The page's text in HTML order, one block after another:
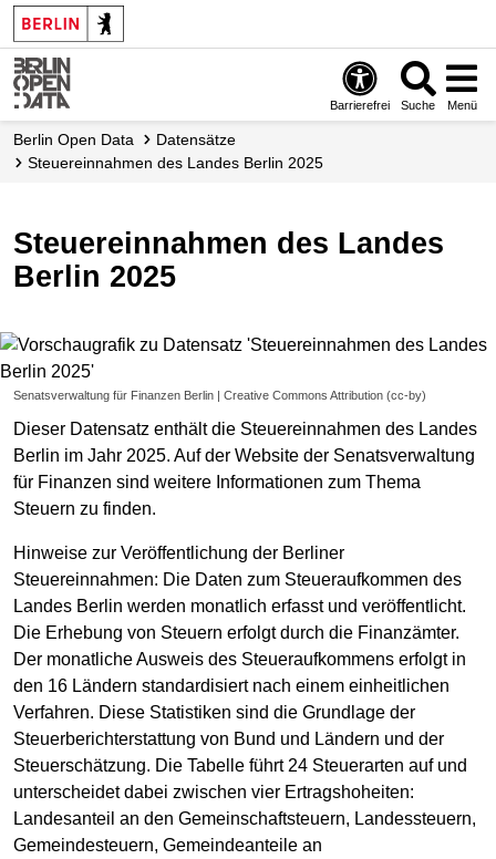
Skip
to
main
content
Barrierefrei Suche Menü
Berlin Open Data
Datensätze
Steuereinnahmen des Landes Berlin 2025
Steuereinnahmen des Landes
Berlin 2025
Senatsverwaltung für Finanzen Berlin | Creative Commons Attribution (cc-by)
Dieser Datensatz enthält die Steuereinnahmen des Landes
Berlin im Jahr 2025. Auf der Website der Senatsverwaltung
für Finanzen sind weitere Informationen zum Thema
Steuern zu finden.
Hinweise zur Veröffentlichung der Berliner
Steuereinnahmen: Die Daten zum Steueraufkommen des
Landes Berlin werden monatlich erfasst und veröffentlicht.
Die Erhebung von Steuern erfolgt durch die Finanzämter.
Der monatliche Ausweis des Steueraufkommens erfolgt in
den 16 Ländern standardisiert nach einem einheitlichen
Verfahren. Diese Statistiken sind die Grundlage der
Steuerberichterstattung von Bund und Ländern und der
Steuerschätzung. Die Tabelle führt 24 Steuerarten auf und
unterscheidet dabei zwischen vier Ertragshoheiten:
Landesanteil an den Gemeinschaftsteuern, Landessteuern,
Gemeindesteuern, Gemeindeanteile an